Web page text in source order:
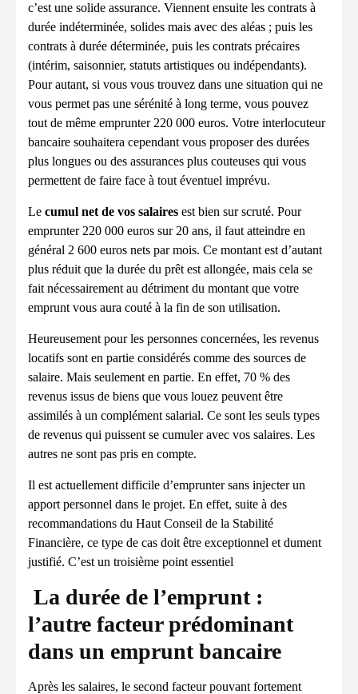
c’est une solide assurance. Viennent ensuite les contrats à
durée indéterminée, solides mais avec des aléas ; puis les
contrats à durée déterminée, puis les contrats précaires
(intérim, saisonnier, statuts artistiques ou indépendants).
Pour autant, si vous vous trouvez dans une situation qui ne
vous permet pas une sérénité à long terme, vous pouvez
tout de même emprunter 220 000 euros. Votre interlocuteur
bancaire souhaitera cependant vous proposer des durées
plus longues ou des assurances plus couteuses qui vous
permettent de faire face à tout éventuel imprévu.
Le cumul net de vos salaires est bien sur scruté. Pour
emprunter 220 000 euros sur 20 ans, il faut atteindre en
général 2 600 euros nets par mois. Ce montant est d’autant
plus réduit que la durée du prêt est allongée, mais cela se
fait nécessairement au détriment du montant que votre
emprunt vous aura couté à la fin de son utilisation.
Heureusement pour les personnes concernées, les revenus
locatifs sont en partie considérés comme des sources de
salaire. Mais seulement en partie. En effet, 70 % des
revenus issus de biens que vous louez peuvent être
assimilés à un complément salarial. Ce sont les seuls types
de revenus qui puissent se cumuler avec vos salaires. Les
autres ne sont pas pris en compte.
Il est actuellement difficile d’emprunter sans injecter un
apport personnel dans le projet. En effet, suite à des
recommandations du Haut Conseil de la Stabilité
Financière, ce type de cas doit être exceptionnel et dument
justifié. C’est un troisième point essentiel
La durée de l’emprunt :
l’autre facteur prédominant
dans un emprunt bancaire
Après les salaires, le second facteur pouvant fortement